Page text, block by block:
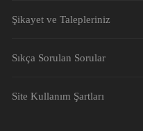
Şikayet ve Talepleriniz
Sıkça Sorulan Sorular
Site Kullanım Şartları